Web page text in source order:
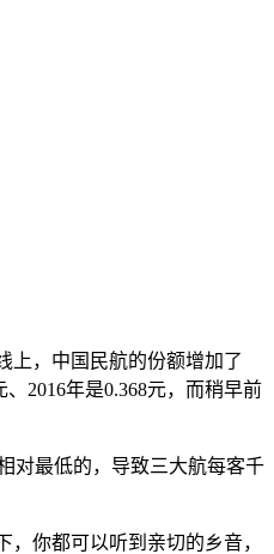
上，中国民航的份额增加了
2016年是0.368元，而稍早前
对最低的，导致三大航每客千
你都可以听到亲切的乡音，